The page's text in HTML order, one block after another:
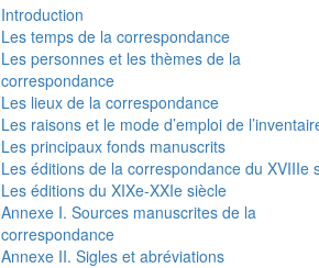
Introduction
Les temps de la correspondance
Les personnes et les thèmes de la
correspondance
Les lieux de la correspondance
Les raisons et le mode d’emploi de
Les principaux fonds manuscrits
Les éditions de la correspondance du XVIIIe
Les éditions du XIXe-XXIe siècle
Annexe I. Sources manuscrites de la
correspondance
Annexe II. Sigles et abréviations